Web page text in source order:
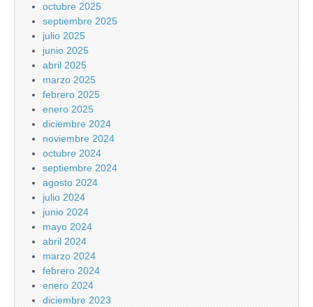
octubre 2025
septiembre 2025
julio 2025
junio 2025
abril 2025
marzo 2025
febrero 2025
enero 2025
diciembre 2024
noviembre 2024
octubre 2024
septiembre 2024
agosto 2024
julio 2024
junio 2024
mayo 2024
abril 2024
marzo 2024
febrero 2024
enero 2024
diciembre 2023